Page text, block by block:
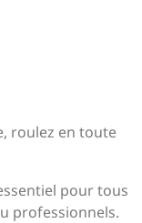
roulez en toute
pour tous
professionnels.